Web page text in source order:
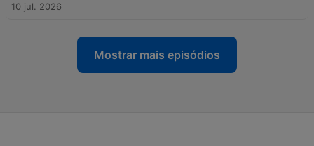
10 jul. 2026
Mostrar mais episódios